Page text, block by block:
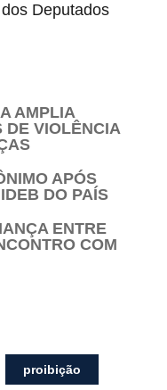
Deputados
AMPLIA
DE VIOLÊNCIA
APÓS
DO PAÍS
ENTRE
COM
proibição